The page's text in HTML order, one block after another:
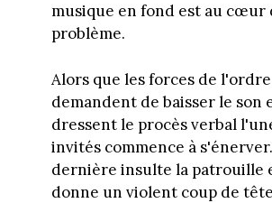
musique en fond est au cœur
problème.
Alors que les forces de l'ordre
demandent de baisser le son
dressent le procès verbal
invités commence à
dernière insulte la patrouille
donne un violent coup de